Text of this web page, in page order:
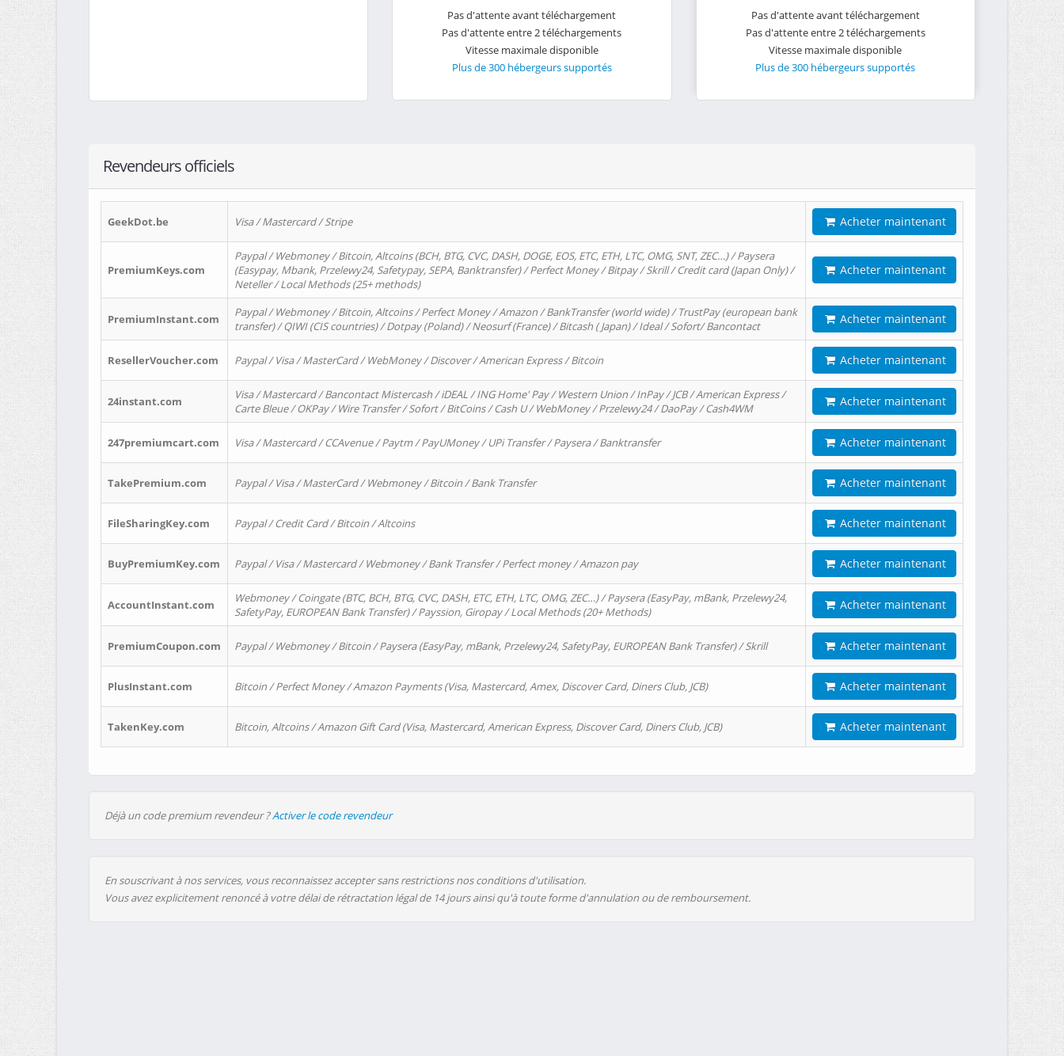
Pas d'attente avant téléchargement
Pas d'attente entre 2 téléchargements
Vitesse maximale disponible
Plus de 300 hébergeurs supportés
Pas d'attente avant téléchargement
Pas d'attente entre 2 téléchargements
Vitesse maximale disponible
Plus de 300 hébergeurs supportés
Revendeurs officiels
GeekDot.be Visa / Mastercard / Stripe Acheter maintenant
PremiumKeys.com
Paypal / Webmoney / Bitcoin, Altcoins (BCH, BTG, CVC, DASH, DOGE, EOS, ETC, ETH, LTC, OMG, SNT, ZEC…) / Paysera
(Easypay, Mbank, Przelewy24, Safetypay, SEPA, Banktransfer) / Perfect Money / Bitpay / Skrill / Credit card (Japan Only) /
Neteller / Local Methods (25+ methods)
Acheter maintenant
PremiumInstant.com
Paypal / Webmoney / Bitcoin, Altcoins / Perfect Money / Amazon / BankTransfer (world wide) / TrustPay (european bank
transfer) / QIWI (CIS countries) / Dotpay (Poland) / Neosurf (France) / Bitcash ( Japan) / Ideal / Sofort/ Bancontact
Acheter maintenant
ResellerVoucher.com Paypal / Visa / MasterCard / WebMoney / Discover / American Express / Bitcoin Acheter maintenant
24instant.com
Visa / Mastercard / Bancontact Mistercash / iDEAL / ING Home' Pay / Western Union / InPay / JCB / American Express /
Carte Bleue / OKPay / Wire Transfer / Sofort / BitCoins / Cash U / WebMoney / Przelewy24 / DaoPay / Cash4WM
Acheter maintenant
247premiumcart.com Visa / Mastercard / CCAvenue / Paytm / PayUMoney / UPi Transfer / Paysera / Banktransfer Acheter maintenant
TakePremium.com Paypal / Visa / MasterCard / Webmoney / Bitcoin / Bank Transfer Acheter maintenant
FileSharingKey.com Paypal / Credit Card / Bitcoin / Altcoins Acheter maintenant
BuyPremiumKey.com Paypal / Visa / Mastercard / Webmoney / Bank Transfer / Perfect money / Amazon pay Acheter maintenant
AccountInstant.com
Webmoney / Coingate (BTC, BCH, BTG, CVC, DASH, ETC, ETH, LTC, OMG, ZEC…) / Paysera (EasyPay, mBank, Przelewy24,
SafetyPay, EUROPEAN Bank Transfer) / Payssion, Giropay / Local Methods (20+ Methods)
Acheter maintenant
PremiumCoupon.com Paypal / Webmoney / Bitcoin / Paysera (EasyPay, mBank, Przelewy24, SafetyPay, EUROPEAN Bank Transfer) / Skrill Acheter maintenant
PlusInstant.com Bitcoin / Perfect Money / Amazon Payments (Visa, Mastercard, Amex, Discover Card, Diners Club, JCB) Acheter maintenant
TakenKey.com Bitcoin, Altcoins / Amazon Gift Card (Visa, Mastercard, American Express, Discover Card, Diners Club, JCB) Acheter maintenant
Déjà un code premium revendeur ?Activer le code revendeur
En souscrivant à nos services, vous reconnaissez accepter sans restrictions nos conditions d'utilisation.
Vous avez explicitement renoncé à votre délai de rétractation légal de 14 jours ainsi qu'à toute forme d'annulation ou de remboursement.